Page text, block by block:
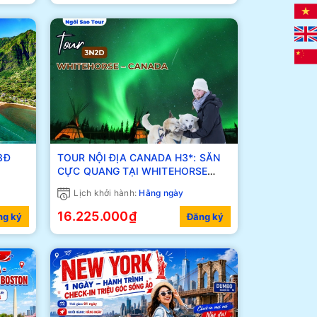
ký
TOUR NỘI ĐỊA CANADA H3*: SĂN
CỰC QUANG TẠI WHITEHORSE
Lịch khởi hành: Hằng ngày
16.225.000₫ Đăng ký